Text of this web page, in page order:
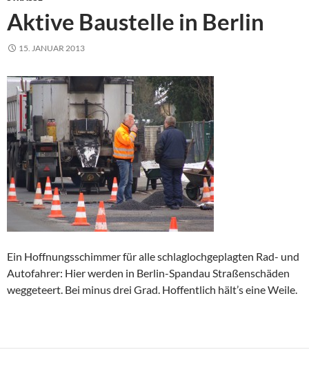
Aktive Baustelle in Berlin
15. JANUAR 2013
Ein Hoffnungsschimmer für alle schlaglochgeplagten Rad- und
Autofahrer: Hier werden in Berlin-Spandau Straßenschäden
weggeteert. Bei minus drei Grad. Hoffentlich hält’s eine Weile.